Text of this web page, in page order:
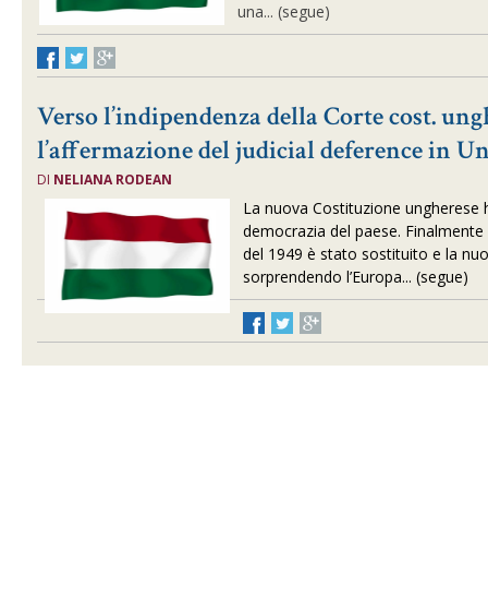
una... (segue)
Verso l’indipendenza della Corte cost.
l’affermazione del judicial deference in
DI NELIANA RODEAN
La nuova Costituzione
democrazia del paese.
del 1949 è stato sostituito e la
sorprendendo l’Europa... (segue)